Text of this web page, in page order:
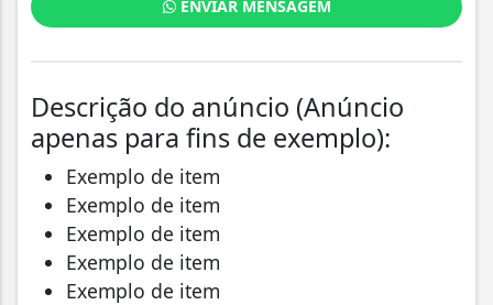
ENVIAR MENSAGEM
Descrição do anúncio (Anúncio
apenas para fins de exemplo):
Exemplo de item
Exemplo de item
Exemplo de item
Exemplo de item
Exemplo de item